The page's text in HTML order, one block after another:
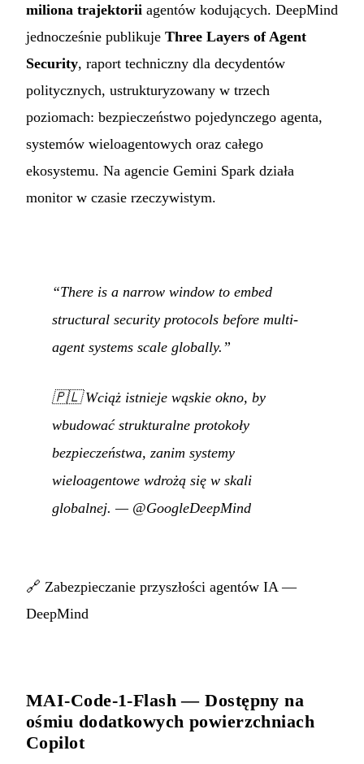
miliona trajektorii agentów kodujących. DeepMind
jednocześnie publikuje Three Layers of Agent
Security, raport techniczny dla decydentów
politycznych, ustrukturyzowany w trzech
poziomach: bezpieczeństwo pojedynczego agenta,
systemów wieloagentowych oraz całego
ekosystemu. Na agencie Gemini Spark działa
monitor w czasie rzeczywistym.
“There is a narrow window to embed
structural security protocols before multi-
agent systems scale globally.”
🇵🇱Wciąż istnieje wąskie okno, by
wbudować strukturalne protokoły
bezpieczeństwa, zanim systemy
wieloagentowe wdrożą się w skali
globalnej. — @GoogleDeepMind
🔗 Zabezpieczanie przyszłości agentów IA —
DeepMind
MAI-Code-1-Flash — Dostępny na
ośmiu dodatkowych powierzchniach
Copilot